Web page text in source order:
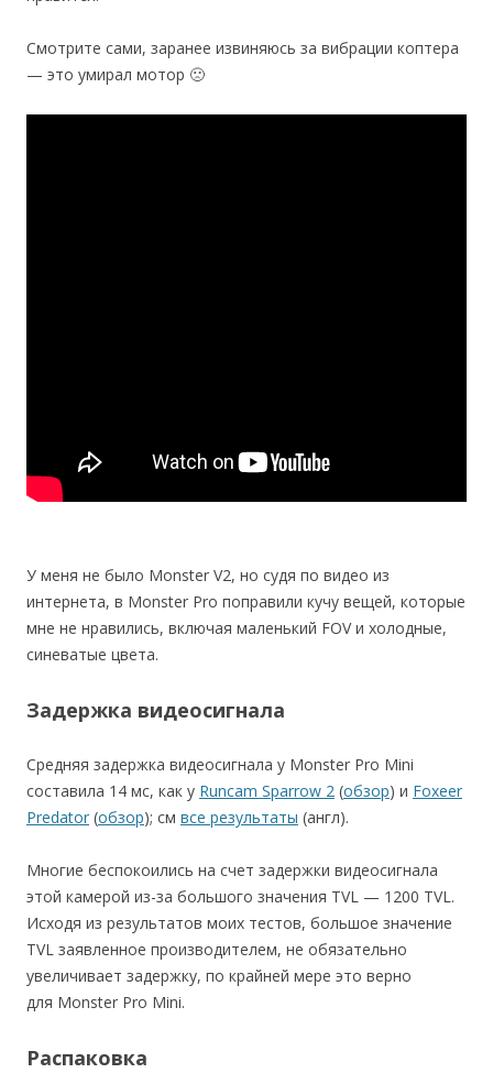
Смотрите сами, заранее извиняюсь за вибрации коптера
— это умирал мотор 🙁
У меня не было Monster V2, но судя по видео из
интернета, в Monster Pro поправили кучу вещей, которые
мне не нравились, включая маленький FOV и холодные,
синеватые цвета.
Задержка видеосигнала
Средняя задержка видеосигнала у Monster Pro Mini
составила 14 мс, как у Runcam Sparrow 2 (обзор) и Foxeer
Predator (обзор); см все результаты (англ).
Многие беспокоились на счет задержки видеосигнала
этой камерой из-за большого значения TVL — 1200 TVL.
Исходя из результатов моих тестов, большое значение
TVL заявленное производителем, не обязательно
увеличивает задержку, по крайней мере это верно
для Monster Pro Mini.
Распаковка